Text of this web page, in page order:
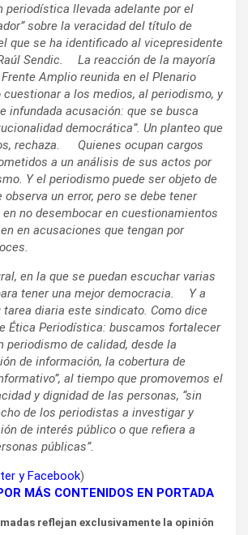
periodística llevada adelante por el
”sobre la veracidad del título de
que se ha identificado al vicepresidente
úl Sendic. La reacción de la mayoría
Amplio reunida en el Plenario
cuestionar a los medios, al periodismo, y
infundada acusación: que se busca
democrática”. Un planteo que
rechaza.
Quienes ocupan cargos
a un análisis de sus actos por
Y el periodismo puede ser objeto de
observa un error, pero se debe tener
no desembocar en cuestionamientos
en acusaciones que tengan por
en la que se puedan escuchar varias
tener una mejor democracia.
Y a
tarea diaria este sindicato. Como dice
Ética Periodística: buscamos fortalecer
periodismo de calidad, desde la
ón de información, la cobertura de
”, al tiempo que promovemos el
y dignidad de las personas, “sin
de los periodistas a investigar y
ón de interés público o que refiera a
públicas”.
yFacebook)
MÁS CONTENIDOS EN PORTADA
reflejan exclusivamente la opinión